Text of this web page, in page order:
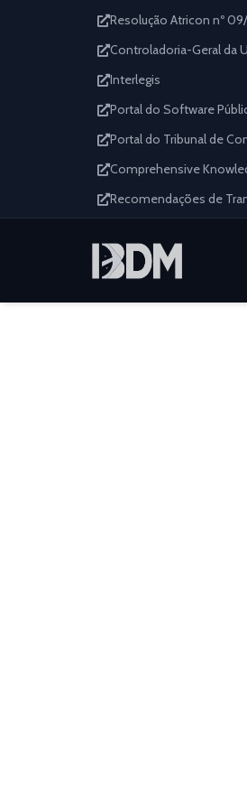
Resolução Atricon nº
Controladoria-Geral da
Interlegis
Portal do Software
Portal do Tribunal de
Comprehensive
Recomendações de